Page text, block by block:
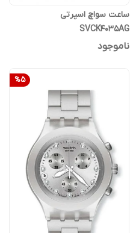
ساعت سواچ اسپرتی
SVCK4035AG
ناموجود
%5